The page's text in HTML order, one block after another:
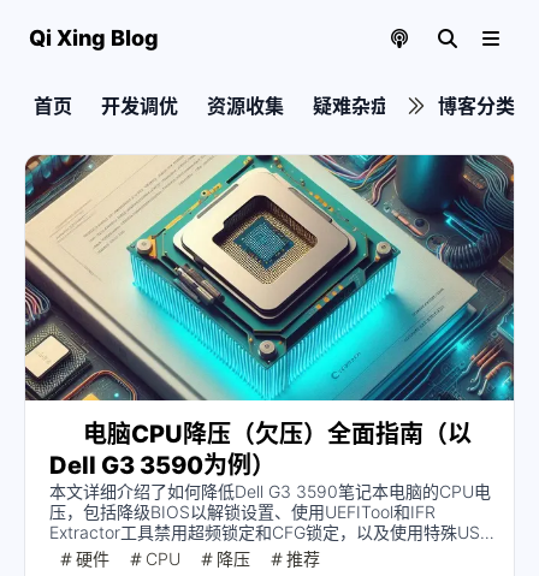
Qi Xing Blog
首页 开发调优 资源收集 疑难杂症 实用教程
博客分类
电脑CPU降压（欠压）全面指南（以
Dell G3 3590为例）
本文详细介绍了如何降低Dell G3 3590笔记本电脑的CPU电
压，包括降级BIOS以解锁设置、使用UEFITool和IFR
Extractor工具禁用超频锁定和CFG锁定，以及使用特殊USB
闪存驱动器设置EFI变量等步骤。
硬件 CPU 降压 推荐